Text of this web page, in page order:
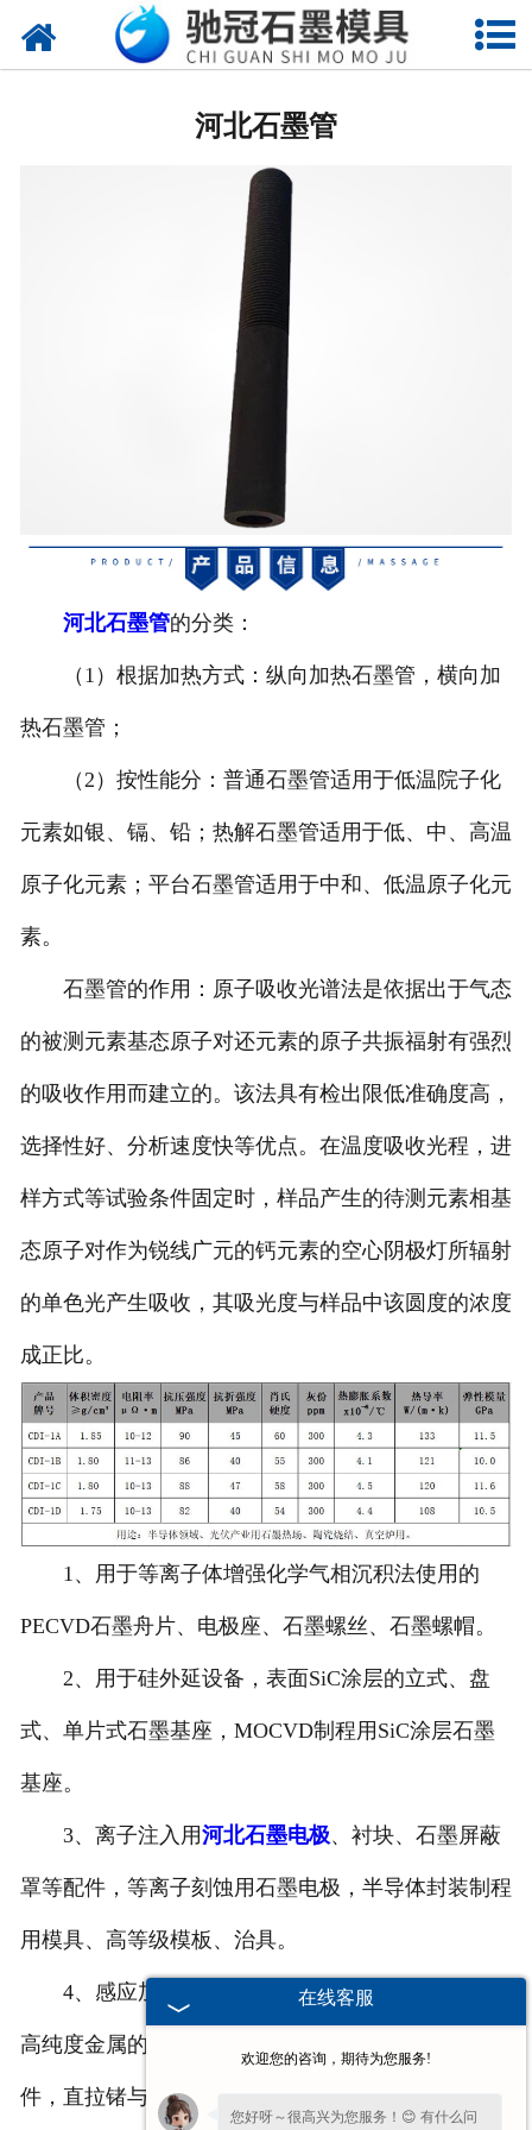
网站首页
河北电子产品模具
河北石墨管(棒板)
河北冶炼行业模具
河北电子烧结模具
河北玻璃首饰模具
河北避雷产品模具
河北电子产品
河北石墨管
河北石墨管的分类：
（1）根据加热方式：纵向加热石墨管，横向加
热石墨管；
（2）按性能分：普通石墨管适用于低温院子化
元素如银、镉、铅；热解石墨管适用于低、中、高温
原子化元素；平台石墨管适用于中和、低温原子化元
素。
石墨管的作用：原子吸收光谱法是依据出于气态
的被测元素基态原子对还元素的原子共振福射有强烈
的吸收作用而建立的。该法具有检出限低准确度高，
选择性好、分析速度快等优点。在温度吸收光程，进
样方式等试验条件固定时，样品产生的待测元素相基
态原子对作为锐线广元的钙元素的空心阴极灯所辐射
的单色光产生吸收，其吸光度与样品中该圆度的浓度
成正比。
1、用于等离子体增强化学气相沉积法使用的
PECVD石墨舟片、电极座、石墨螺丝、石墨螺帽。
2、用于硅外延设备，表面SiC涂层的立式、盘
式、单片式石墨基座，MOCVD制程用SiC涂层石墨
基座。
3、离子注入用河北石墨电极、衬块、石墨屏蔽
罩等配件，等离子刻蚀用石墨电极，半导体封装制程
用模具、高等级模板、治具。
4、感应加热锗氧化物、区熔半导体材料、熔化
高纯度金属的
件，直拉锗与化合物单晶的
在线客服
欢迎您的咨询，期待为您服务!
您好呀～很高兴为您服务！😊 有什么问